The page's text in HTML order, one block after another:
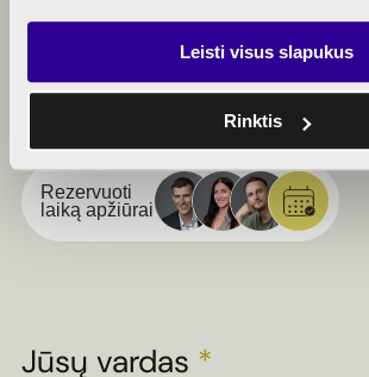
Leisti visus slapukus
Rinktis
algirdomono@rewo.lt
Rezervuoti
laiką apžiūrai
Jūsų vardas *